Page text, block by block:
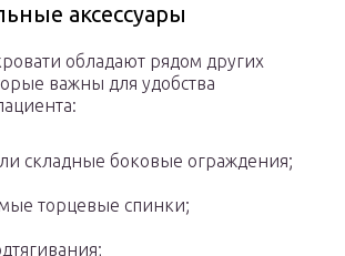
аксессуары
обладают рядом других
важны для удобства
складные боковые ограждения;
торцевые спинки;